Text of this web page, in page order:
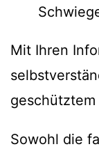
Mit Ihren
geschütztem
Sowohl die